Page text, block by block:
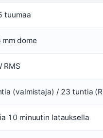
tuumaa
mm dome
RMS
(valmistaja) / 23 tuntia
10 minuutin latauksella